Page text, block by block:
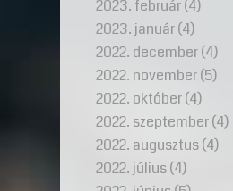
2023. február(4)
2023. január(4)
2022. december(4)
2022. november(5)
2022. október(4)
2022. szeptember(4)
2022. augusztus(4)
2022. július(4)